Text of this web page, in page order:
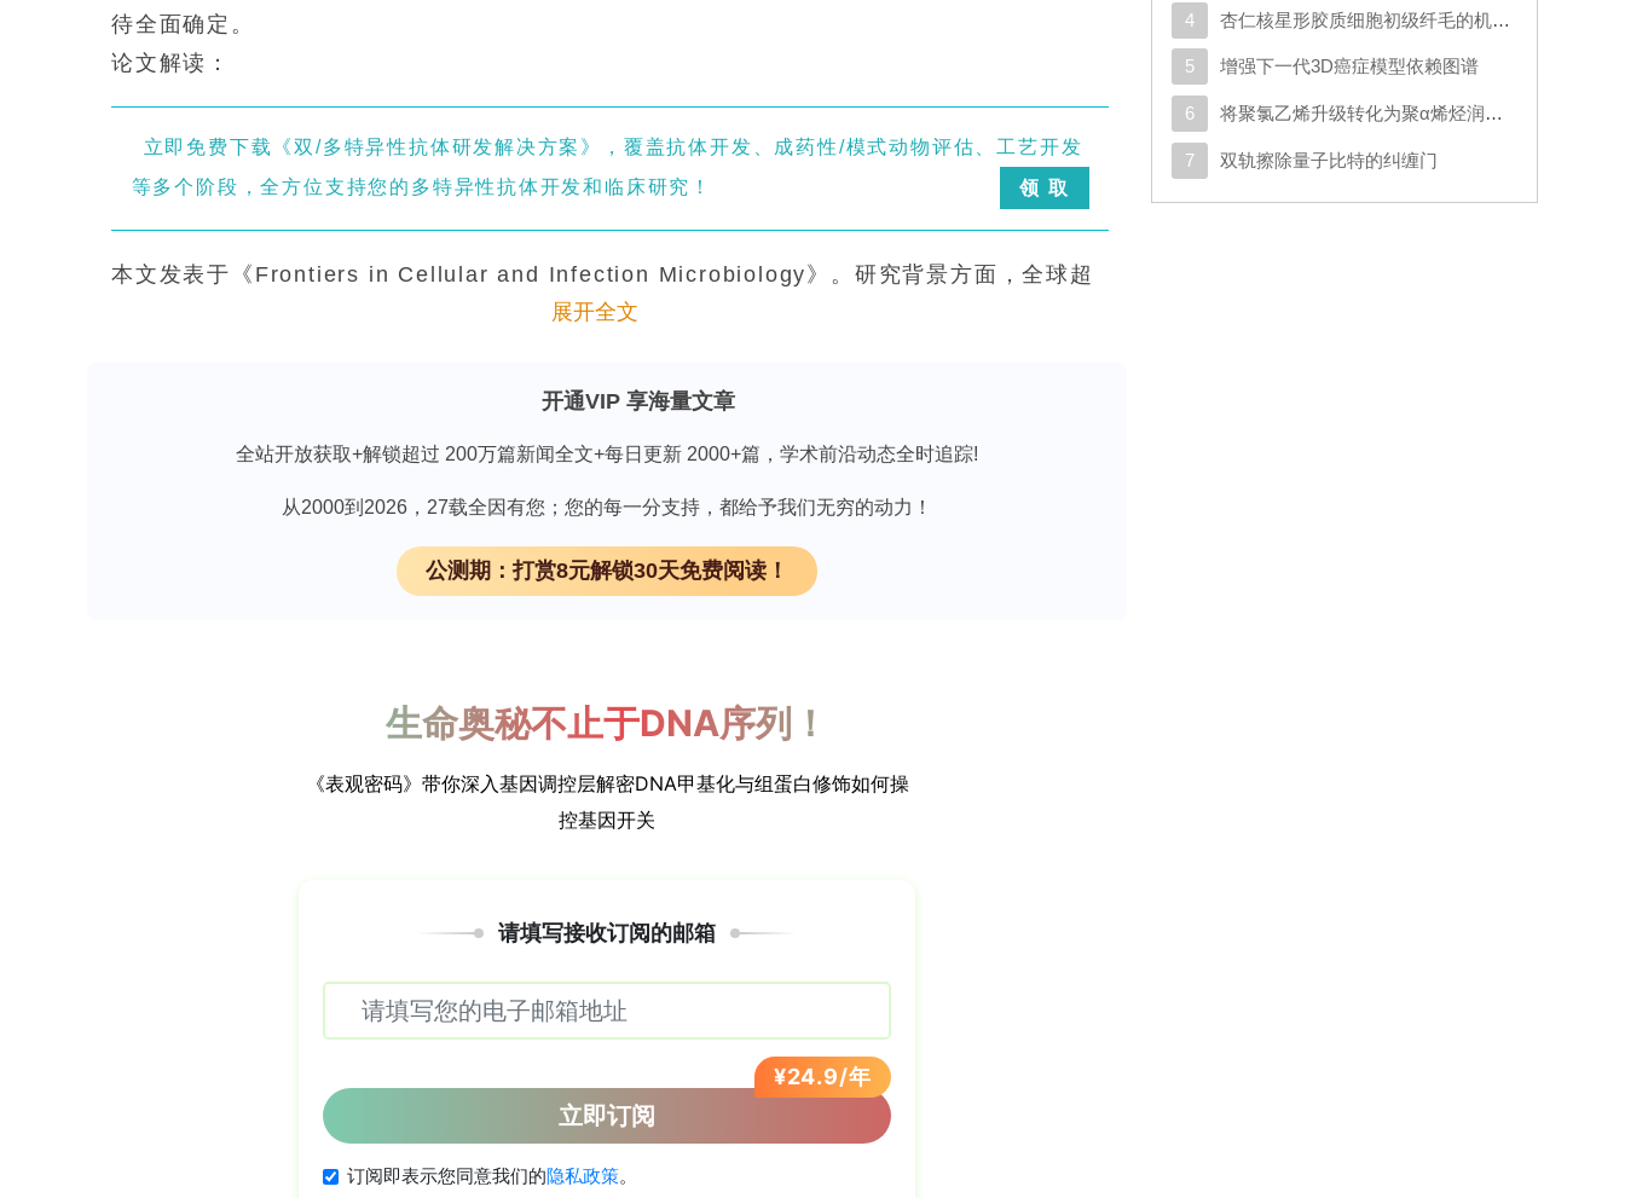
待全面确定。
论文解读：
立即免费下载《双/多特异性抗体研发解决方案》，覆盖抗体开发、成药性/模式动物评估、工艺开发
等多个阶段，全方位支持您的多特异性抗体开发和临床研究！
领 取
本文发表于《Frontiers in Cellular and Infection Microbiology》。研究背景方面，全球超
过80%人口面临虫媒传染病威胁，其中蚊媒疾病负担最重。白纹伊蚊(Aedes albopictus)是登
下其分布与生态学受到广泛关注。立克次体(Rickettsia spp.)为专性细胞内寄生的革兰氏阴性
究报道蚊虫亦可携带Rickettsia felis（猫蚤立克次体，引起猫蚤斑疹伤寒/spot-ted fever）及
Rickettsia bellii等。然而中国东部地区尤其是青岛关于蚊源立克次体的本底调查较少，且是否
存在与R. felis亲缘密切的新变异株尚不清楚，因此研究人员开展本次调查以了解青岛地区蚊媒
中立克次体的感染状况及遗传特征。
序鉴定种类后按采样点混合成池；蚊样经PBS冲洗、加高糖DMEM培养基与金属珠匀浆，取上
清与裂解液混合，使用全自动核酸提取仪提取DNA并-80℃保存。以立克次体16S rRNA基因保
守区半巢式PCR进行初筛，阳性样本进一步扩增16S rRNA（长片段约1200 bp）、柠檬酸合
成酶基因(gltA)、60 kDa伴蛋白基因(groEL)、17 kDa抗原基因(htrA)及外膜蛋白B基因
位点串联数据集，采用最大似然法(Maximum Likelihood)建系统发育树，自举值
PX797672, PX698602–PX698604）。
3.1 Mosquito species（蚊种鉴定）：研究人员共采集232只蚊虫，经形态学与COI基因测序
确认全部为白纹伊蚊(Aedes albopictus)，依采样地分为26个池。其中1个池立克次体检测阳
性（含8只蚊），池阳性率为各基因均为3.85%（1/26），蚊虫最低感染率(minimum
展开全文
开通VIP 享海量文章
全站开放获取+解锁超过 200万篇新闻全文+每日更新 2000+篇，学术前沿动态全时追踪!
从2000到2026，27载全因有您；您的每一分支持，都给予我们无穷的动力！
公测期：打赏8元解锁30天免费阅读！
4 杏仁核星形胶质细胞初级纤毛的机制与应激行为密切相关。
5 增强下一代3D癌症模型依赖图谱
6 将聚氯乙烯升级转化为聚α烯烃润滑剂
7 双轨擦除量子比特的纠缠门